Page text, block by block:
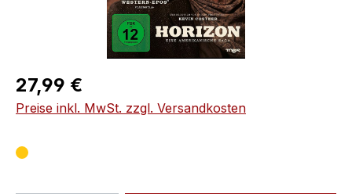
Regulärer Preis:
27,99 €
Preise inkl. MwSt. zzgl. Versandkosten